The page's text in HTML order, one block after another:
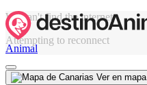
Animal
We can't find the internet
Attempting to reconnect
Ver en mapa